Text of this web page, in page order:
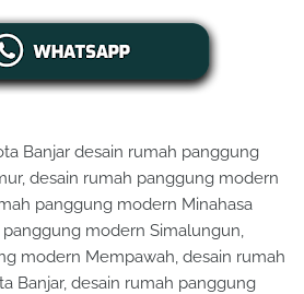
Banjar desain rumah panggung
desain rumah panggung modern
panggung modern Minahasa
modern Simalungun,
modern Mempawah, desain rumah
Banjar, desain rumah panggung